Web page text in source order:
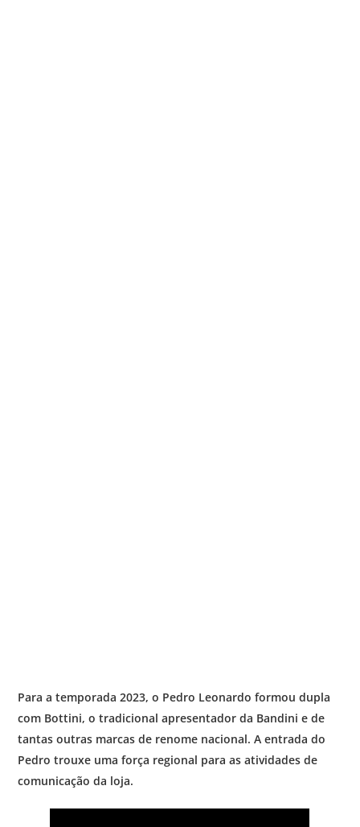
Para a temporada 2023, o Pedro Leonardo formou dupla
com Bottini, o tradicional apresentador da Bandini e de
tantas outras marcas de renome nacional. A entrada do
Pedro trouxe uma força regional para as atividades de
comunicação da loja.